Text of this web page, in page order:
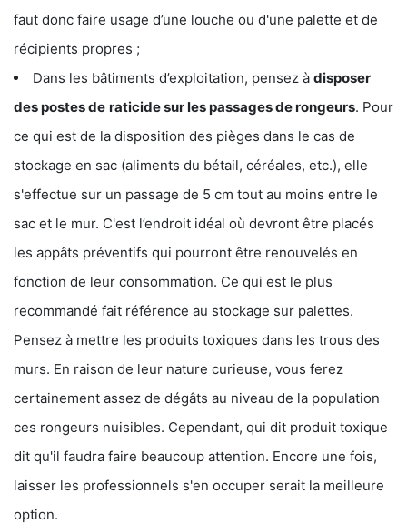
faut donc faire usage d’une louche ou d'une palette et de
récipients propres ;
Dans les bâtiments d’exploitation, pensez à disposer
des postes de raticide sur les passages de rongeurs. Pour
ce qui est de la disposition des pièges dans le cas de
stockage en sac (aliments du bétail, céréales, etc.), elle
s'effectue sur un passage de 5 cm tout au moins entre le
sac et le mur. C'est l’endroit idéal où devront être placés
les appâts préventifs qui pourront être renouvelés en
fonction de leur consommation. Ce qui est le plus
recommandé fait référence au stockage sur palettes.
Pensez à mettre les produits toxiques dans les trous des
murs. En raison de leur nature curieuse, vous ferez
certainement assez de dégâts au niveau de la population
ces rongeurs nuisibles. Cependant, qui dit produit toxique
dit qu'il faudra faire beaucoup attention. Encore une fois,
laisser les professionnels s'en occuper serait la meilleure
option.